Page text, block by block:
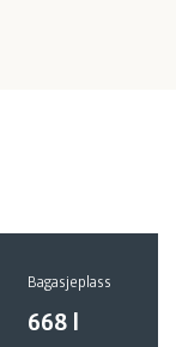
Bagasjeplass
668 l